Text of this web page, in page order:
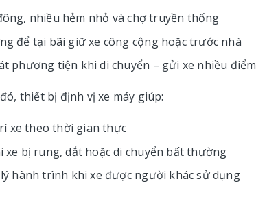
nhiều hẻm nhỏ và chợ truyền thống
để tại bãi giữ xe công cộng hoặc trước nhà
phương tiện khi di chuyển – gửi xe nhiều điểm
thiết bị định vị xe máy giúp:
xe theo thời gian thực
xe bị rung, dắt hoặc di chuyển bất thường
hành trình khi xe được người khác sử dụng